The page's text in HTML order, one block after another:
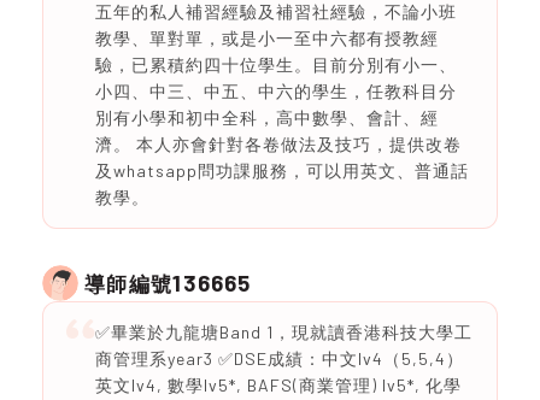
五年的私人補習經驗及補習社經驗，不論小班
教學、單對單，或是小一至中六都有授教經
驗，已累積約四十位學生。目前分別有小一、
小四、中三、中五、中六的學生，任教科目分
別有小學和初中全科，高中數學、會計、經
濟。 本人亦會針對各卷做法及技巧，提供改卷
及whatsapp問功課服務，可以用英文、普通話
教學。
導師編號136665
✅畢業於九龍塘Band 1，現就讀香港科技大學工
商管理系year3 ✅DSE成績：中文lv4（5,5,4）
英文lv4, 數學lv5*, BAFS(商業管理) lv5*, 化學